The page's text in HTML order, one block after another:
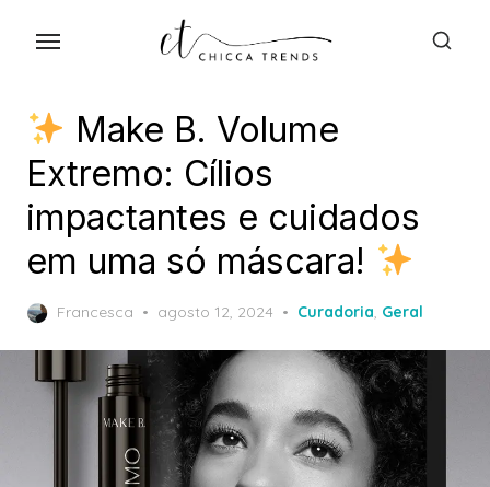
content
Make B. Volume
Extremo: Cílios
impactantes e cuidados
em uma só máscara!
Francesca
Posted
agosto 12, 2024 Curadoria, Geral